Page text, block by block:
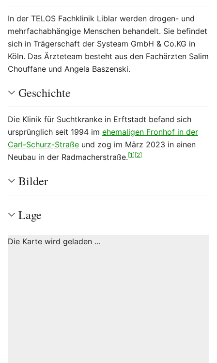
In der TELOS Fachklinik Liblar werden drogen- und
mehrfachabhängige Menschen behandelt. Sie befindet
sich in Trägerschaft der Systeam GmbH & Co.KG in
Köln. Das Ärzteteam besteht aus den Fachärzten Salim
Chouffane und Angela Baszenski.
Geschichte
Die Klinik für Suchtkranke in Erftstadt befand sich
ursprünglich seit 1994 im ehemaligen Fronhof in der
Carl-Schurz-Straße und zog im März 2023 in einen
Neubau in der Radmacherstraße.[1][2]
Bilder
Lage
Die Karte wird geladen …